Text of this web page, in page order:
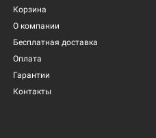
Корзина
О компании
Бесплатная доставка
Оплата
Гарантии
Контакты